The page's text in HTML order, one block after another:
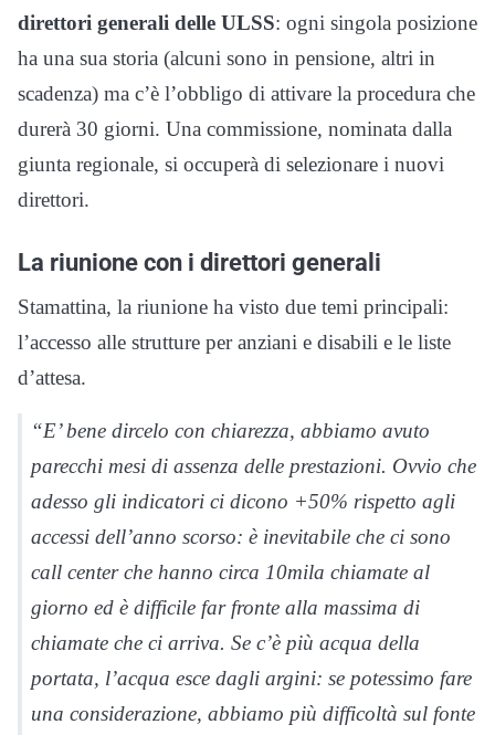
direttori generali delle ULSS: ogni singola posizione
ha una sua storia (alcuni sono in pensione, altri in
scadenza) ma c’è l’obbligo di attivare la procedura che
durerà 30 giorni. Una commissione, nominata dalla
giunta regionale, si occuperà di selezionare i nuovi
direttori.
La riunione con i direttori generali
Stamattina, la riunione ha visto due temi principali:
l’accesso alle strutture per anziani e disabili e le liste
d’attesa.
“E’ bene dircelo con chiarezza, abbiamo avuto
parecchi mesi di assenza delle prestazioni. Ovvio che
adesso gli indicatori ci dicono +50% rispetto agli
accessi dell’anno scorso: è inevitabile che ci sono
call center che hanno circa 10mila chiamate al
giorno ed è difficile far fronte alla massima di
chiamate che ci arriva. Se c’è più acqua della
portata, l’acqua esce dagli argini: se potessimo fare
una considerazione, abbiamo più difficoltà sul fonte